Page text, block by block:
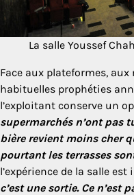
La salle Youssef
Face aux plateformes,
habituelles prophéties
l’exploitant conserve un
supermarchés n’ont pas
bière revient moins cher
pourtant les terrasses
l’expérience de la salle
c’est une sortie. Ce